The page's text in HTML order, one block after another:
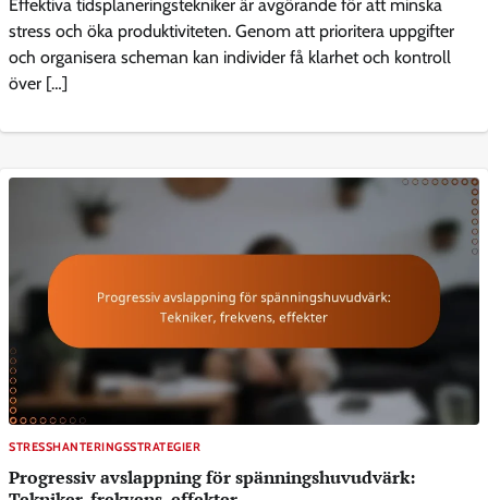
Effektiva tidsplaneringstekniker är avgörande för att minska
stress och öka produktiviteten. Genom att prioritera uppgifter
och organisera scheman kan individer få klarhet och kontroll
över […]
STRESSHANTERINGSSTRATEGIER
Progressiv avslappning för spänningshuvudvärk: